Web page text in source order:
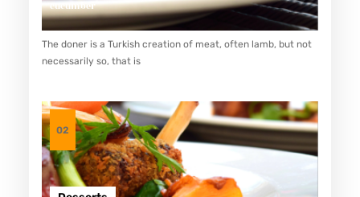
A
N
C
É
A
S
:
S
cucumber
The doner is a Turkish creation of meat, often lamb, but not
necessarily so, that is
02